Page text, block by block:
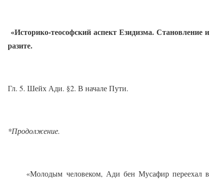
«Историко-теософский аспект Езидизма. Становление и
разите.
Гл. 5. Шейх Ади. §2. В начале Пути.
*Продолжение.
«Молодым человеком, Ади бен Мусафир переехал в